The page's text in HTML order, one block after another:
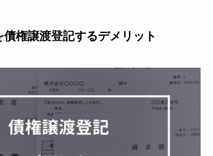
権譲渡登記するデメリット